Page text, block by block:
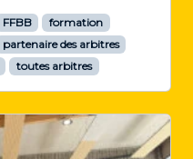
FFBB
formation
partenaire des arbitres
toutes arbitres